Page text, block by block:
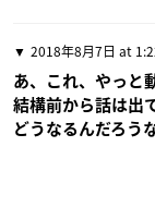
2018年8月7日 at
あ、これ、やっと
結構前から話は出
どうなるんだろう